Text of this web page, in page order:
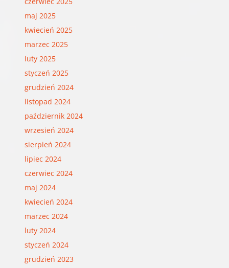
maj 2025
kwiecień 2025
marzec 2025
luty 2025
styczeń 2025
grudzień 2024
listopad 2024
październik 2024
wrzesień 2024
sierpień 2024
lipiec 2024
czerwiec 2024
maj 2024
kwiecień 2024
marzec 2024
luty 2024
styczeń 2024
grudzień 2023